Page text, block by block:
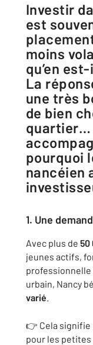
Investir dans l’immobilier locatif
est
moins
qu’en
La
une très
de bien
quartier…
pourquoi
nancéien
1. Une
Avec plus de 50
jeunes actifs,
urbain, Nancy
varié.
👉 Cela signifie
pour les